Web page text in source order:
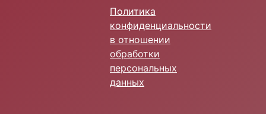
Политика
конфиденциальности
в отношении
обработки
персональных
данных